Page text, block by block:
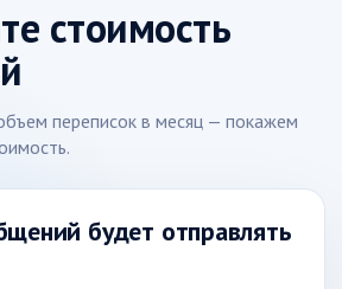
стоимость
переписок в месяц — покажем
будет отправлять